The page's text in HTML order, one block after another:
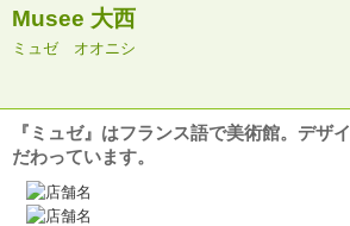
Musee 大西
ミュゼ オオニシ
『ミュゼ』はフランス語で美術館。デザ
だわっています。